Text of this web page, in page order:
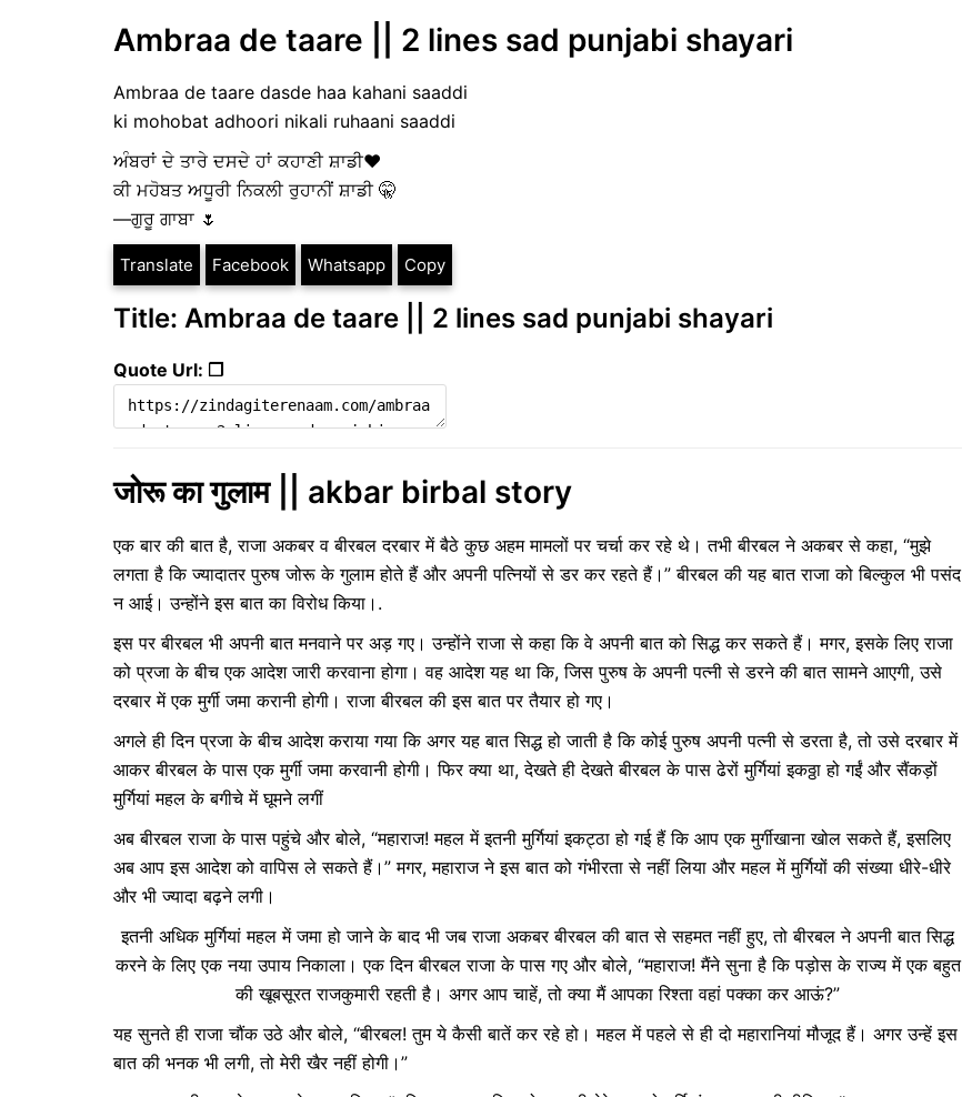
Ambraa de taare || 2 lines sad punjabi shayari
Ambraa de taare dasde haa kahani saaddi
ki mohobat adhoori nikali ruhaani saaddi
ਅੰਬਰਾਂ ਦੇ ਤਾਰੇ ਦਸਦੇ ਹਾਂ ਕਹਾਣੀ ਸ਼ਾਡੀ❤️
ਕੀ ਮਹੋਬਤ ਅਧੂਰੀ ਨਿਕਲੀ ਰੁਹਾਨੀਂ ਸ਼ਾਡੀ 🤫
—ਗੁਰੂ ਗਾਬਾ 🌷
Translate Facebook Whatsapp Copy
Title: Ambraa de taare || 2 lines sad punjabi shayari
Quote Url: ❐
जोरू का गुलाम || akbar birbal story
एक बार की बात है, राजा अकबर व बीरबल दरबार में बैठे कुछ अहम मामलों पर चर्चा कर रहे थे। तभी बीरबल ने अकबर से कहा, “मुझे
लगता है कि ज्यादातर पुरुष जोरू के गुलाम होते हैं और अपनी पत्नियों से डर कर रहते हैं।” बीरबल की यह बात राजा को बिल्कुल भी पसंद
न आई। उन्होंने इस बात का विरोध किया।.
इस पर बीरबल भी अपनी बात मनवाने पर अड़ गए। उन्होंने राजा से कहा कि वे अपनी बात को सिद्ध कर सकते हैं। मगर, इसके लिए राजा
को प्रजा के बीच एक आदेश जारी करवाना होगा। वह आदेश यह था कि, जिस पुरुष के अपनी पत्नी से डरने की बात सामने आएगी, उसे
दरबार में एक मुर्गी जमा करानी होगी। राजा बीरबल की इस बात पर तैयार हो गए।
अगले ही दिन प्रजा के बीच आदेश कराया गया कि अगर यह बात सिद्ध हो जाती है कि कोई पुरुष अपनी पत्नी से डरता है, तो उसे दरबार में
आकर बीरबल के पास एक मुर्गी जमा करवानी होगी। फिर क्या था, देखते ही देखते बीरबल के पास ढेरों मुर्गियां इकठ्ठा हो गईं और सैंकड़ों
मुर्गियां महल के बगीचे में घूमने लगीं
अब बीरबल राजा के पास पहुंचे और बोले, “महाराज! महल में इतनी मुर्गियां इकट्ठा हो गई हैं कि आप एक मुर्गीखाना खोल सकते हैं, इसलिए
अब आप इस आदेश को वापिस ले सकते हैं।” मगर, महाराज ने इस बात को गंभीरता से नहीं लिया और महल में मुर्गियों की संख्या धीरे-धीरे
और भी ज्यादा बढ़ने लगी।
इतनी अधिक मुर्गियां महल में जमा हो जाने के बाद भी जब राजा अकबर बीरबल की बात से सहमत नहीं हुए, तो बीरबल ने अपनी बात सिद्ध
करने के लिए एक नया उपाय निकाला। एक दिन बीरबल राजा के पास गए और बोले, “महाराज! मैंने सुना है कि पड़ोस के राज्य में एक बहुत
की खूबसूरत राजकुमारी रहती है। अगर आप चाहें, तो क्या मैं आपका रिश्ता वहां पक्का कर आऊं?”
यह सुनते ही राजा चौंक उठे और बोले, “बीरबल! तुम ये कैसी बातें कर रहे हो। महल में पहले से ही दो महारानियां मौजूद हैं। अगर उन्हें इस
बात की भनक भी लगी, तो मेरी खैर नहीं होगी।”